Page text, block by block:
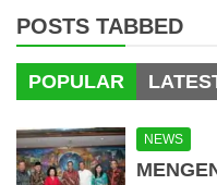
POSTS TABBED
POPULAR
NEWS